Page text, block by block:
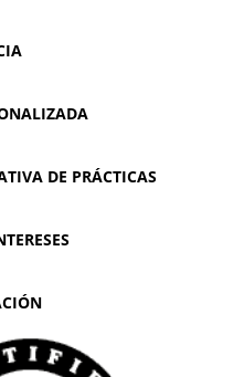
DE PRÁCTICAS